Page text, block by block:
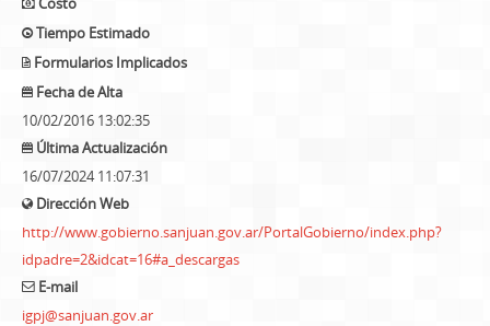
Tiempo Estimado
Formularios Implicados
Fecha de Alta
10/02/2016 13:02:35
Última Actualización
16/07/2024 11:07:31
Dirección Web
http://www.gobierno.sanjuan.gov.ar/PortalGobierno/index.php?
idpadre=2&idcat=16#a_descargas
E-mail
igpj@sanjuan.gov.ar